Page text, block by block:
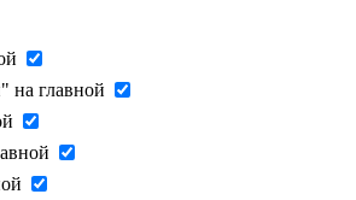
на главной